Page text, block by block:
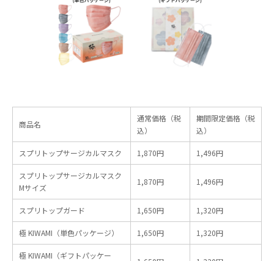
商品名
通常価格（税
込）
期間限定価格（税
込）
スプリトップサージカルマスク 1,870円 1,496円
スプリトップサージカルマスク
Mサイズ
1,870円 1,496円
スプリトップガード 1,650円 1,320円
極 KIWAMI（単色パッケージ） 1,650円 1,320円
極 KIWAMI（ギフトパッケー